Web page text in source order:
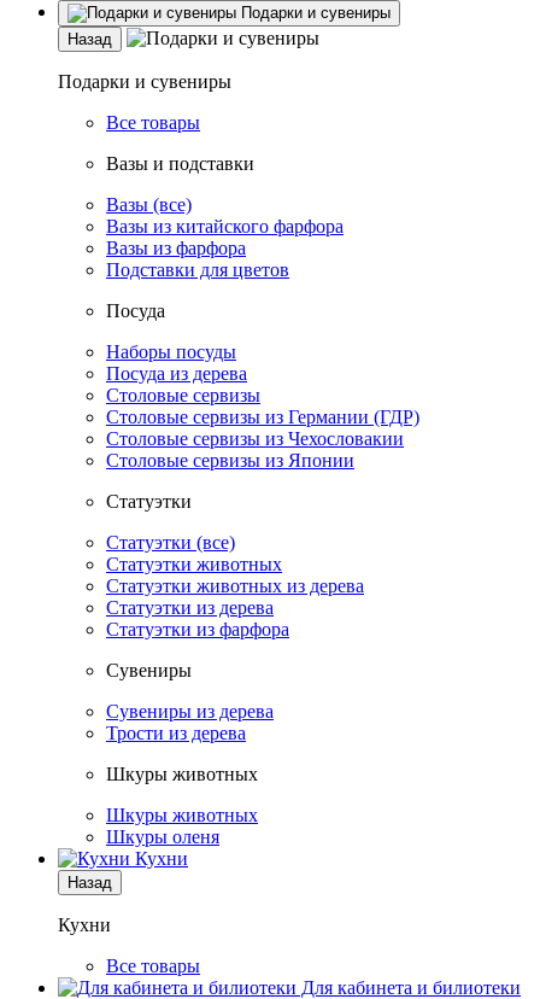
Подарки и сувениры
Назад
Подарки и сувениры
Все товары
Вазы и подставки
Вазы (все)
Вазы из китайского фарфора
Вазы из фарфора
Подставки для цветов
Посуда
Наборы посуды
Посуда из дерева
Столовые сервизы
Столовые сервизы из Германии (ГДР)
Столовые сервизы из Чехословакии
Столовые сервизы из Японии
Статуэтки
Статуэтки (все)
Статуэтки животных
Статуэтки животных из дерева
Статуэтки из дерева
Статуэтки из фарфора
Сувениры
Сувениры из дерева
Трости из дерева
Шкуры животных
Шкуры животных
Шкуры оленя
Кухни
Назад
Кухни
Все товары
Для кабинета и билиотеки